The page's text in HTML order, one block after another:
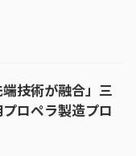
技術が融合」三
ロペラ製造プロ